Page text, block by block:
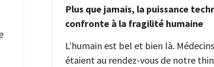
Plus que jamais, la puissance
confronte à la fragilité humaine
L’humain est bel et bien là.
étaient au rendez-vous de notre